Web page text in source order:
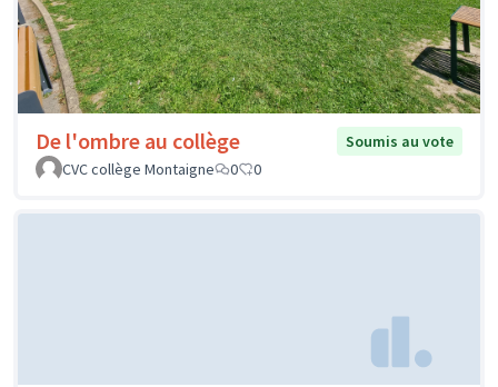
De l'ombre au collège
Soumis au vote
CVC collège Montaigne
0 0